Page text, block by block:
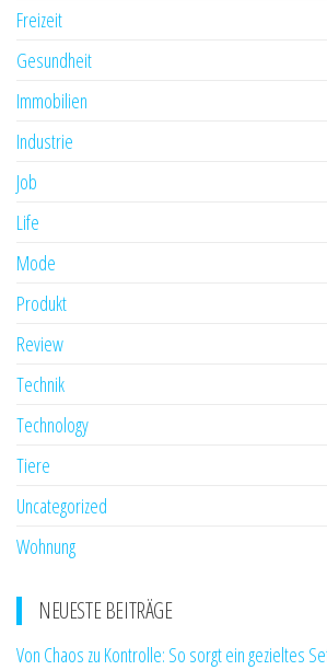
Freizeit
Gesundheit
Immobilien
Industrie
Job
Life
Mode
Produkt
Review
Technik
Technology
Tiere
Uncategorized
Wohnung
NEUESTE BEITRÄGE
Von Chaos zu Kontrolle: So sorgt ein gezieltes